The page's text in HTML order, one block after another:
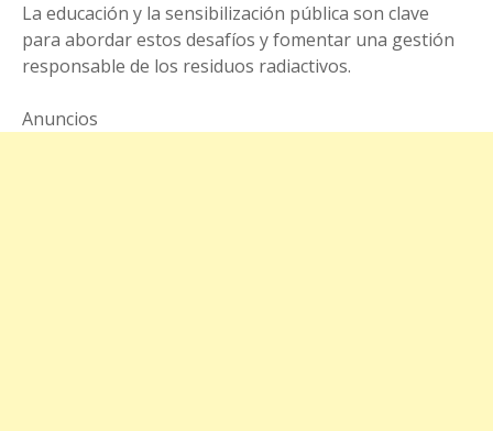
La educación y la sensibilización pública son clave
para abordar estos desafíos y fomentar una gestión
responsable de los residuos radiactivos.
Anuncios